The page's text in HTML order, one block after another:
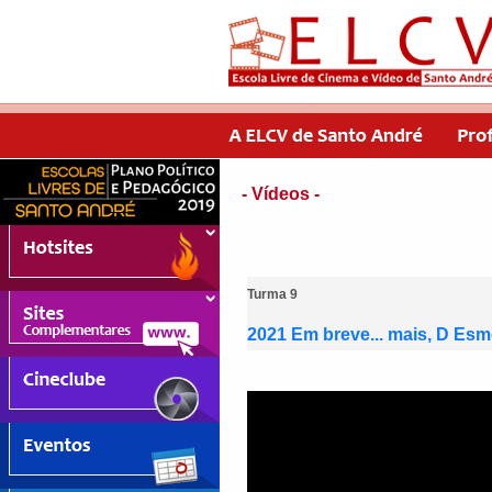
- Vídeos -
Turma 9
2021 Em breve... mais, D